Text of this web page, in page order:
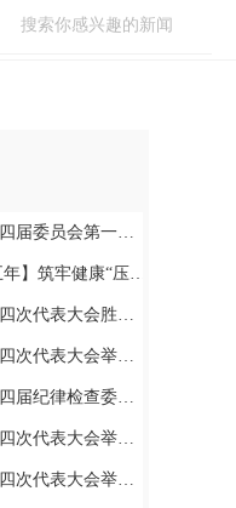
第一次全体会议召开
压舱石” 书写安乡“大民生”
表大会胜利闭幕
举行主席团第七次会议
会第一次全体会议召开
席团常务委员会第三次会议
举行第三次全体会议